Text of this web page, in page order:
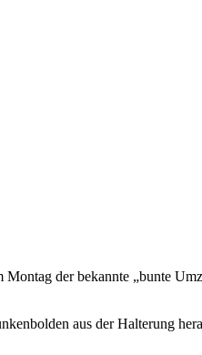
der bekannte „bunte
aus der Halterung